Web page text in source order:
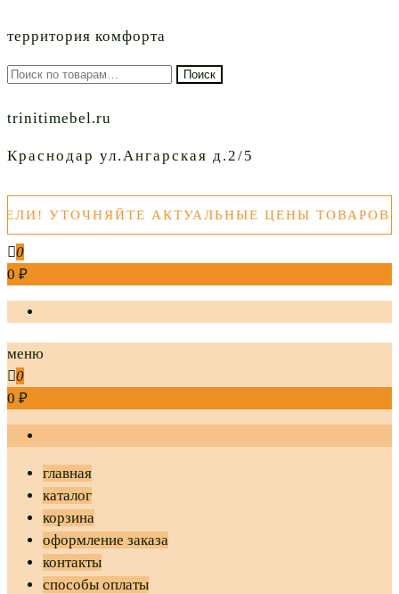
территория комфорта
Искать: Поиск
trinitimebel.ru
Краснодар ул.Ангарская д.2/5
АКТУАЛЬНЫЕ ЦЕНЫ ТОВАРОВ
0
0 ₽
меню
0
0 ₽
главная
каталог
корзина
оформление заказа
контакты
способы оплаты